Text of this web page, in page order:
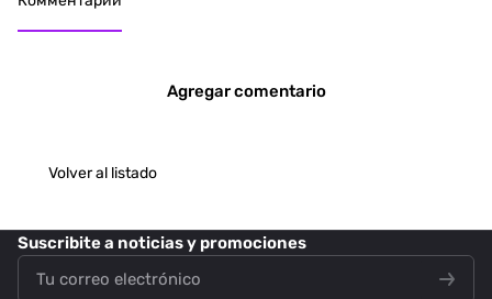
Agregar comentario
Volver al listado
Suscribitea noticias y promociones